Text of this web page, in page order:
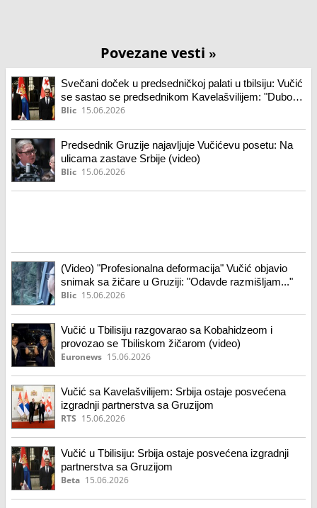
Povezane vesti »
Svečani doček u predsedničkoj palati u tbilsiju: Vučić
se sastao se predsednikom Kavelašvilijem: "Duboko
me je dirnulo izuzetno gostoprimstvo" (foto, video)
Blic 15.06.2026
Predsednik Gruzije najavljuje Vučićevu posetu: Na
ulicama zastave Srbije (video)
Blic 15.06.2026
(Video) "Profesionalna deformacija" Vučić objavio
snimak sa žičare u Gruziji: "Odavde razmišljam..."
Blic 15.06.2026
Vučić u Tbilisiju razgovarao sa Kobahidzeom i
provozao se Tbiliskom žičarom (video)
Euronews 15.06.2026
Vučić sa Kavelašvilijem: Srbija ostaje posvećena
izgradnji partnerstva sa Gruzijom
RTS 15.06.2026
Vučić u Tbilisiju: Srbija ostaje posvećena izgradnji
partnerstva sa Gruzijom
Beta 15.06.2026